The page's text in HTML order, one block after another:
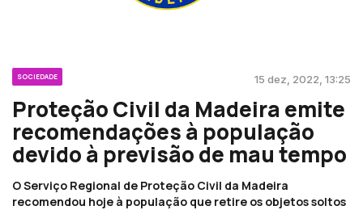
SOCIEDADE 15 dez, 2022, 13:25
Proteção Civil da Madeira emite
recomendações à população
devido à previsão de mau tempo
O Serviço Regional de Proteção Civil da Madeira
recomendou hoje à população que retire os objetos soltos